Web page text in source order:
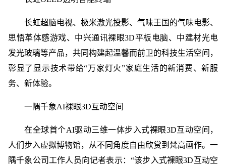
长虹超脑电视、极米激光投影、气味王国的气味电影、
思悟革体感游戏、中兴通讯裸眼3D平板电脑、中建材光电
发光玻璃等产品，共同构建起温馨而前卫的科技生活空间，
彰显了显示技术带给“万家灯火”家庭生活的新消费、新服
务、新体验。
一隅千象AI裸眼3D互动空间
在全球首个AI驱动三维一体步入式裸眼3D互动空间，
人们步入虚拟博物馆，从不同角度自由欣赏到梵高画作。一
隅千象公司工作人员向记者表示：“该步入式裸眼3D互动空